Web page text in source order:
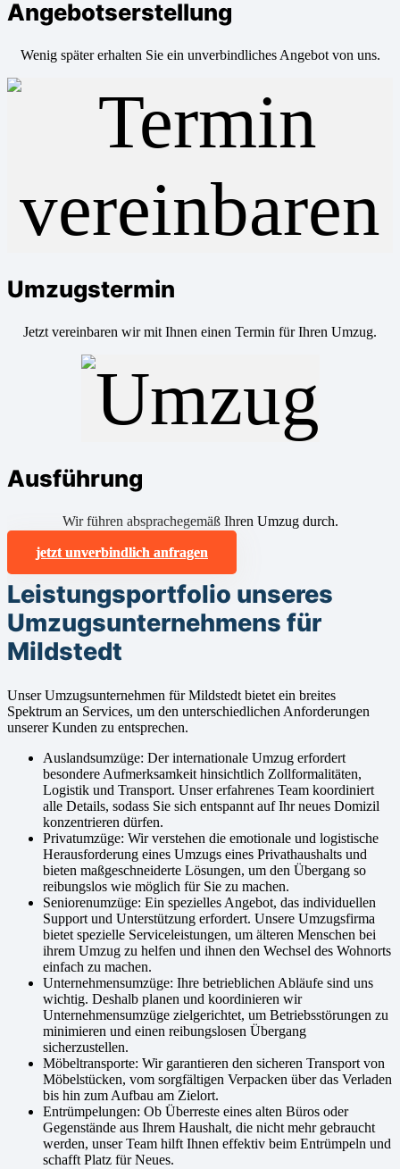
Angebotserstellung
Wenig später erhalten Sie ein unverbindliches Angebot von uns.
Umzugstermin
Jetzt vereinbaren wir mit Ihnen einen Termin für Ihren Umzug.
Ausführung
Wir führen absprachegemäß Ihren Umzug durch.
jetzt unverbindlich anfragen
Leistungsportfolio unseres
Umzugsunternehmens für
Mildstedt
Unser Umzugsunternehmen für Mildstedt bietet ein breites
Spektrum an Services, um den unterschiedlichen Anforderungen
unserer Kunden zu entsprechen.
Auslandsumzüge: Der internationale Umzug erfordert
besondere Aufmerksamkeit hinsichtlich Zollformalitäten,
Logistik und Transport. Unser erfahrenes Team koordiniert
alle Details, sodass Sie sich entspannt auf Ihr neues Domizil
konzentrieren dürfen.
Privatumzüge: Wir verstehen die emotionale und logistische
Herausforderung eines Umzugs eines Privathaushalts und
bieten maßgeschneiderte Lösungen, um den Übergang so
reibungslos wie möglich für Sie zu machen.
Seniorenumzüge: Ein spezielles Angebot, das individuellen
Support und Unterstützung erfordert. Unsere Umzugsfirma
bietet spezielle Serviceleistungen, um älteren Menschen bei
ihrem Umzug zu helfen und ihnen den Wechsel des Wohnorts
einfach zu machen.
Unternehmensumzüge: Ihre betrieblichen Abläufe sind uns
wichtig. Deshalb planen und koordinieren wir
Unternehmensumzüge zielgerichtet, um Betriebsstörungen zu
minimieren und einen reibungslosen Übergang
sicherzustellen.
Möbeltransporte: Wir garantieren den sicheren Transport von
Möbelstücken, vom sorgfältigen Verpacken über das Verladen
bis hin zum Aufbau am Zielort.
Entrümpelungen: Ob Überreste eines alten Büros oder
Gegenstände aus Ihrem Haushalt, die nicht mehr gebraucht
werden, unser Team hilft Ihnen effektiv beim Entrümpeln und
schafft Platz für Neues.